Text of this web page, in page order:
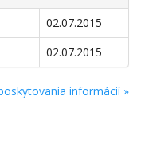
02.07.2015
02.07.2015
informácií »